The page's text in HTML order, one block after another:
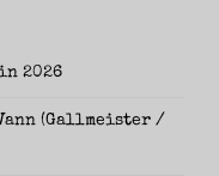
2026
(Gallmeister /